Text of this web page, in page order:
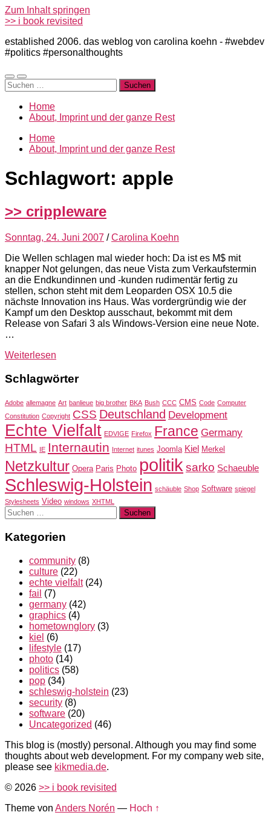
Zum Inhalt springen
>> i book revisited
established 2006. das weblog von carolina koehn - #webdev
#politics #personalthoughts
Mobile-
Menü
Suchfeld
ein-/ausblenden
Suchen
nach:
Home
About, Imprint und der ganze Rest
Home
About, Imprint und der ganze Rest
Schlagwort: apple
>> crippleware
Sonntag, 24. Juni 2007 /Carolina Koehn
Die Wellen schlagen mal wieder hoch: Da ist es M$ mit
knapper Not gelungen, das neue Vista zum Verkaufstermin
an die Endkundinnen und -kunden rudimentär fertig zu
stellen, schon steht mit dem Leoparden OSX 10.5 die
nächste Innovation ins Haus. Was vordergründig wie der
Kampf um den Desktop ausschaut, bekommt mit dem
Release von Safari 3 als Windows-Version eine neue Note.
…
Weiterlesen
Schlagwörter
Adobe allemagne Art banlieue big brother BKA Bush CCC CMS Code Computer
Constitution Copyright CSS Deutschland Development
Echte Vielfalt EDVIGE Firefox France Germany
HTML IE Internautin Internet itunes Joomla Kiel Merkel
Netzkultur Opera Paris Photo politik sarko Schaeuble
Schleswig-Holstein schäuble Shop Software spiegel
Stylesheets Video windows XHTML
Suchen
nach:
Kategorien
community (8)
culture (22)
echte vielfalt(24)
fail (7)
germany (42)
graphics (4)
hometownglory (3)
kiel (6)
lifestyle (17)
photo (14)
politics (58)
pop (34)
schleswig-holstein (23)
security (8)
software (20)
Uncategorized (46)
This blog is (mostly) personal. Although you may find some
thoughts about web development. For my company web site,
please see kikmedia.de.
© 2026 >> i book revisited
Theme von Anders Norén — Hoch ↑